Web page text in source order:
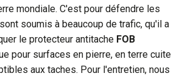
mondiale. C'est pour défendre les
soumis à beaucoup de trafic, qu'il a
le protecteur antitache FOB
pour surfaces en pierre, en terre cuite
aux taches. Pour l'entretien, nous